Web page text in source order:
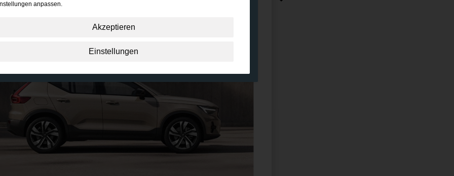
anpassen.
Akzeptieren
Diese Cookies sind essenziell, um grundlegende
Funktionen wie die Navigation, das Gewähren von Zugriff auf gesicherte Inhalte
Leistung:
Diese Cookies ermöglichen es uns, Besucherzahlen und Traffic-Quellen
zu erfassen und zu verstehen, wie die Website benutzt wird. Wir verwenden diese
Informationen zur Verbesserung der Performance. Alle gesammelten Informationen
werden aggregiert und sind daher anonym.
Funktionalität: Diese Cookies ermöglichen es der Website, erweiterte Funktionen
und Personalisierungsoptionen anzubieten. z.B. Auswahl der Schriftgröße, etc.
Einstellungen